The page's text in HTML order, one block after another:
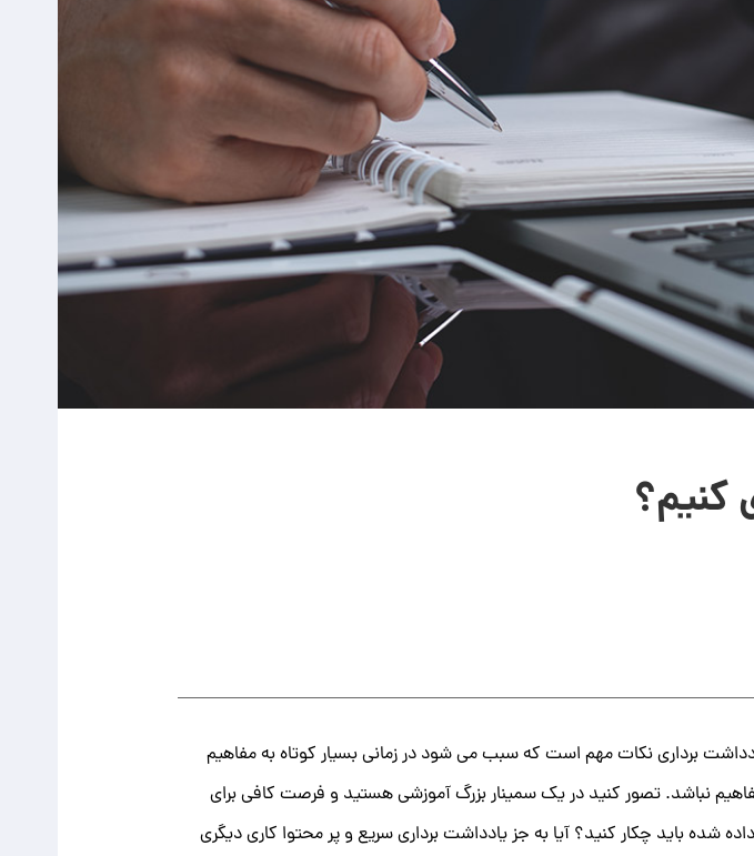
کنیم؟
برداری نکات مهم است که سبب می شود در زمانی بسیار کوتاه به مفاهیم
نباشد. تصور کنید در یک سمینار بزرگ آموزشی هستید و فرصت کافی برای
شده باید چکار کنید؟ آیا به جز یادداشت برداری سریع و پر محتوا کاری دیگری